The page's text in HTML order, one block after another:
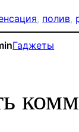
, полив,
Гаджеты